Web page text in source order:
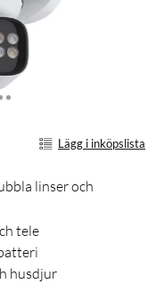
Lägg i inköpslista
linser och
tele
husdjur